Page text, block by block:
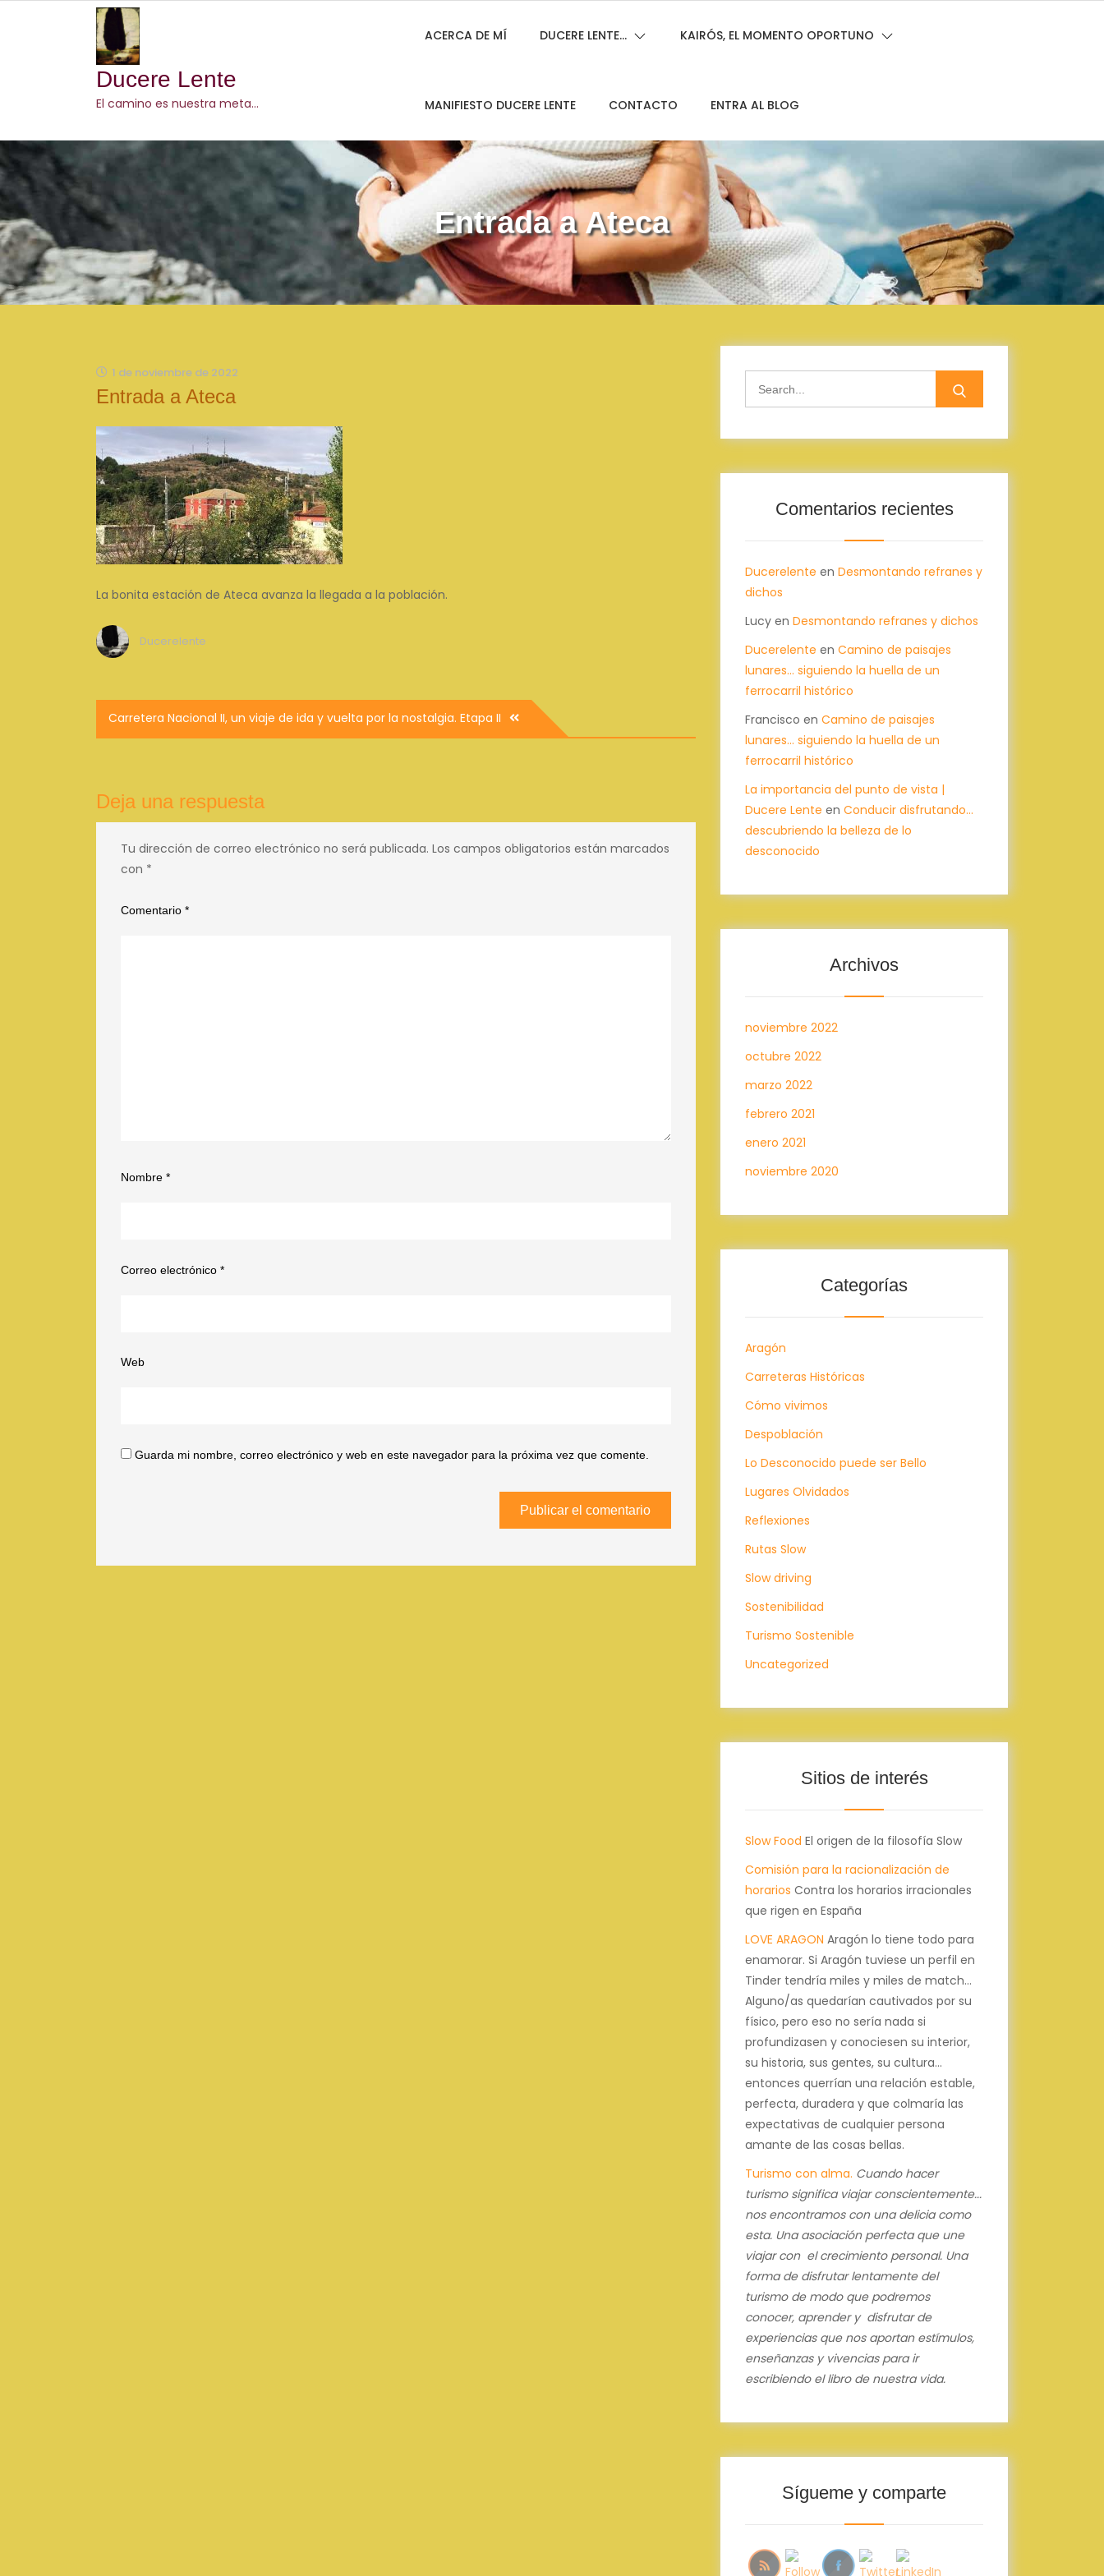
Ducere Lente
El camino es nuestra meta…
ACERCA DE MÍ DUCERE LENTE… KAIRÓS, EL MOMENTO OPORTUNO
MANIFIESTO DUCERE LENTE CONTACTO ENTRA AL BLOG
Entrada a Ateca
1 de noviembre de 2022
Entrada a Ateca
La bonita estación de Ateca avanza la llegada a la población.
Ducerelente
Navegación
de
Carretera Nacional II, un viaje de ida y vuelta por la nostalgia. Etapa II
Deja una respuesta
Tu dirección de correo electrónico no será publicada. Los campos obligatorios están marcados
con *
Comentario *
Nombre *
Correo electrónico *
Web
Guarda mi nombre, correo electrónico y web en este navegador para la próxima vez que comente.
Comentarios recientes
Ducerelente en Desmontando refranes y
dichos
Lucy en Desmontando refranes y dichos
Ducerelente en Camino de paisajes
lunares… siguiendo la huella de un
ferrocarril histórico
Francisco en Camino de paisajes
lunares… siguiendo la huella de un
ferrocarril histórico
La importancia del punto de vista |
Ducere Lente en Conducir disfrutando…
descubriendo la belleza de lo
desconocido
Archivos
noviembre 2022
octubre 2022
marzo 2022
febrero 2021
enero 2021
noviembre 2020
Categorías
Aragón
Carreteras Históricas
Cómo vivimos
Despoblación
Lo Desconocido puede ser Bello
Lugares Olvidados
Reflexiones
Rutas Slow
Slow driving
Sostenibilidad
Turismo Sostenible
Uncategorized
Sitios de interés
Slow Food El origen de la filosofía Slow
Comisión para la racionalización de
horarios Contra los horarios irracionales
que rigen en España
LOVE ARAGON Aragón lo tiene todo para
enamorar. Si Aragón tuviese un perfil en
Tinder tendría miles y miles de match...
Alguno/as quedarían cautivados por su
físico, pero eso no sería nada si
profundizasen y conociesen su interior,
su historia, sus gentes, su cultura...
entonces querrían una relación estable,
perfecta, duradera y que colmaría las
expectativas de cualquier persona
amante de las cosas bellas.
Turismo con alma. Cuando hacer
turismo significa viajar conscientemente...
nos encontramos con una delicia como
esta. Una asociación perfecta que une
viajar con el crecimiento personal. Una
forma de disfrutar lentamente del
turismo de modo que podremos
conocer, aprender y disfrutar de
experiencias que nos aportan estímulos,
enseñanzas y vivencias para ir
escribiendo el libro de nuestra vida.
Sígueme y comparte